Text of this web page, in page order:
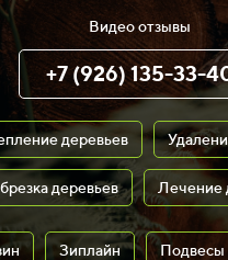
Видео отзывы
+7 (926) 135-33-
деревьев
деревьев Лечение
Зиплайн Подвесы